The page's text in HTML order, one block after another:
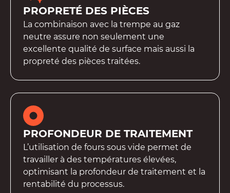
PROPRETÉ DES PIÈCES
La combinaison avec la trempe au gaz
neutre assure non seulement une
excellente qualité de surface mais aussi la
propreté des pièces traitées.
PROFONDEUR DE TRAITEMENT
L’utilisation de fours sous vide permet de
travailler à des températures élevées,
optimisant la profondeur de traitement et la
rentabilité du processus.